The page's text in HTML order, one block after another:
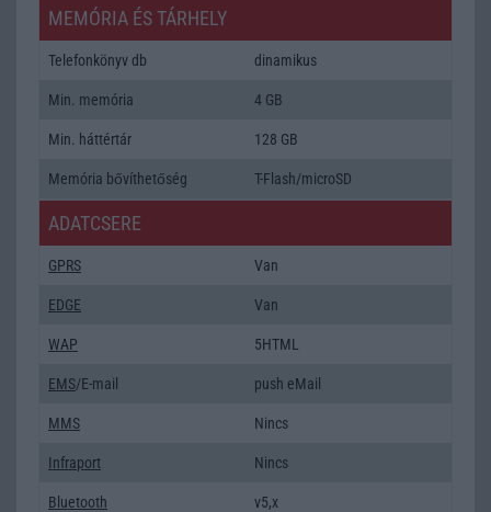
MEMÓRIA ÉS TÁRHELY
Telefonkönyv db dinamikus
Min. memória 4 GB
Min. háttértár 128 GB
Memória bővíthetőség T-Flash/microSD
ADATCSERE
GPRS Van
EDGE Van
WAP 5HTML
EMS/E-mail push eMail
MMS Nincs
Infraport Nincs
Bluetooth v5,x